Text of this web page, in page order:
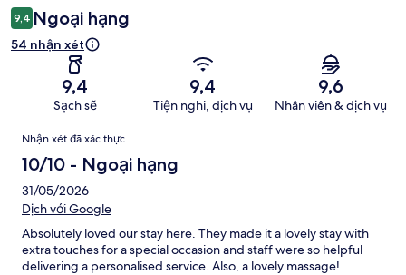
9,4 Ngoại hạng
54 nhận xét
9,4
Sạch sẽ
9,4
Tiện nghi, dịch vụ
9,6
Nhân viên & dịch vụ
Nhận
xét
Nhận xét đã xác thực
10/10 - Ngoại hạng
31/05/2026
Dịch với Google
Absolutely loved our stay here. They made it a lovely stay with
extra touches for a special occasion and staff were so helpful
delivering a personalised service. Also, a lovely massage!